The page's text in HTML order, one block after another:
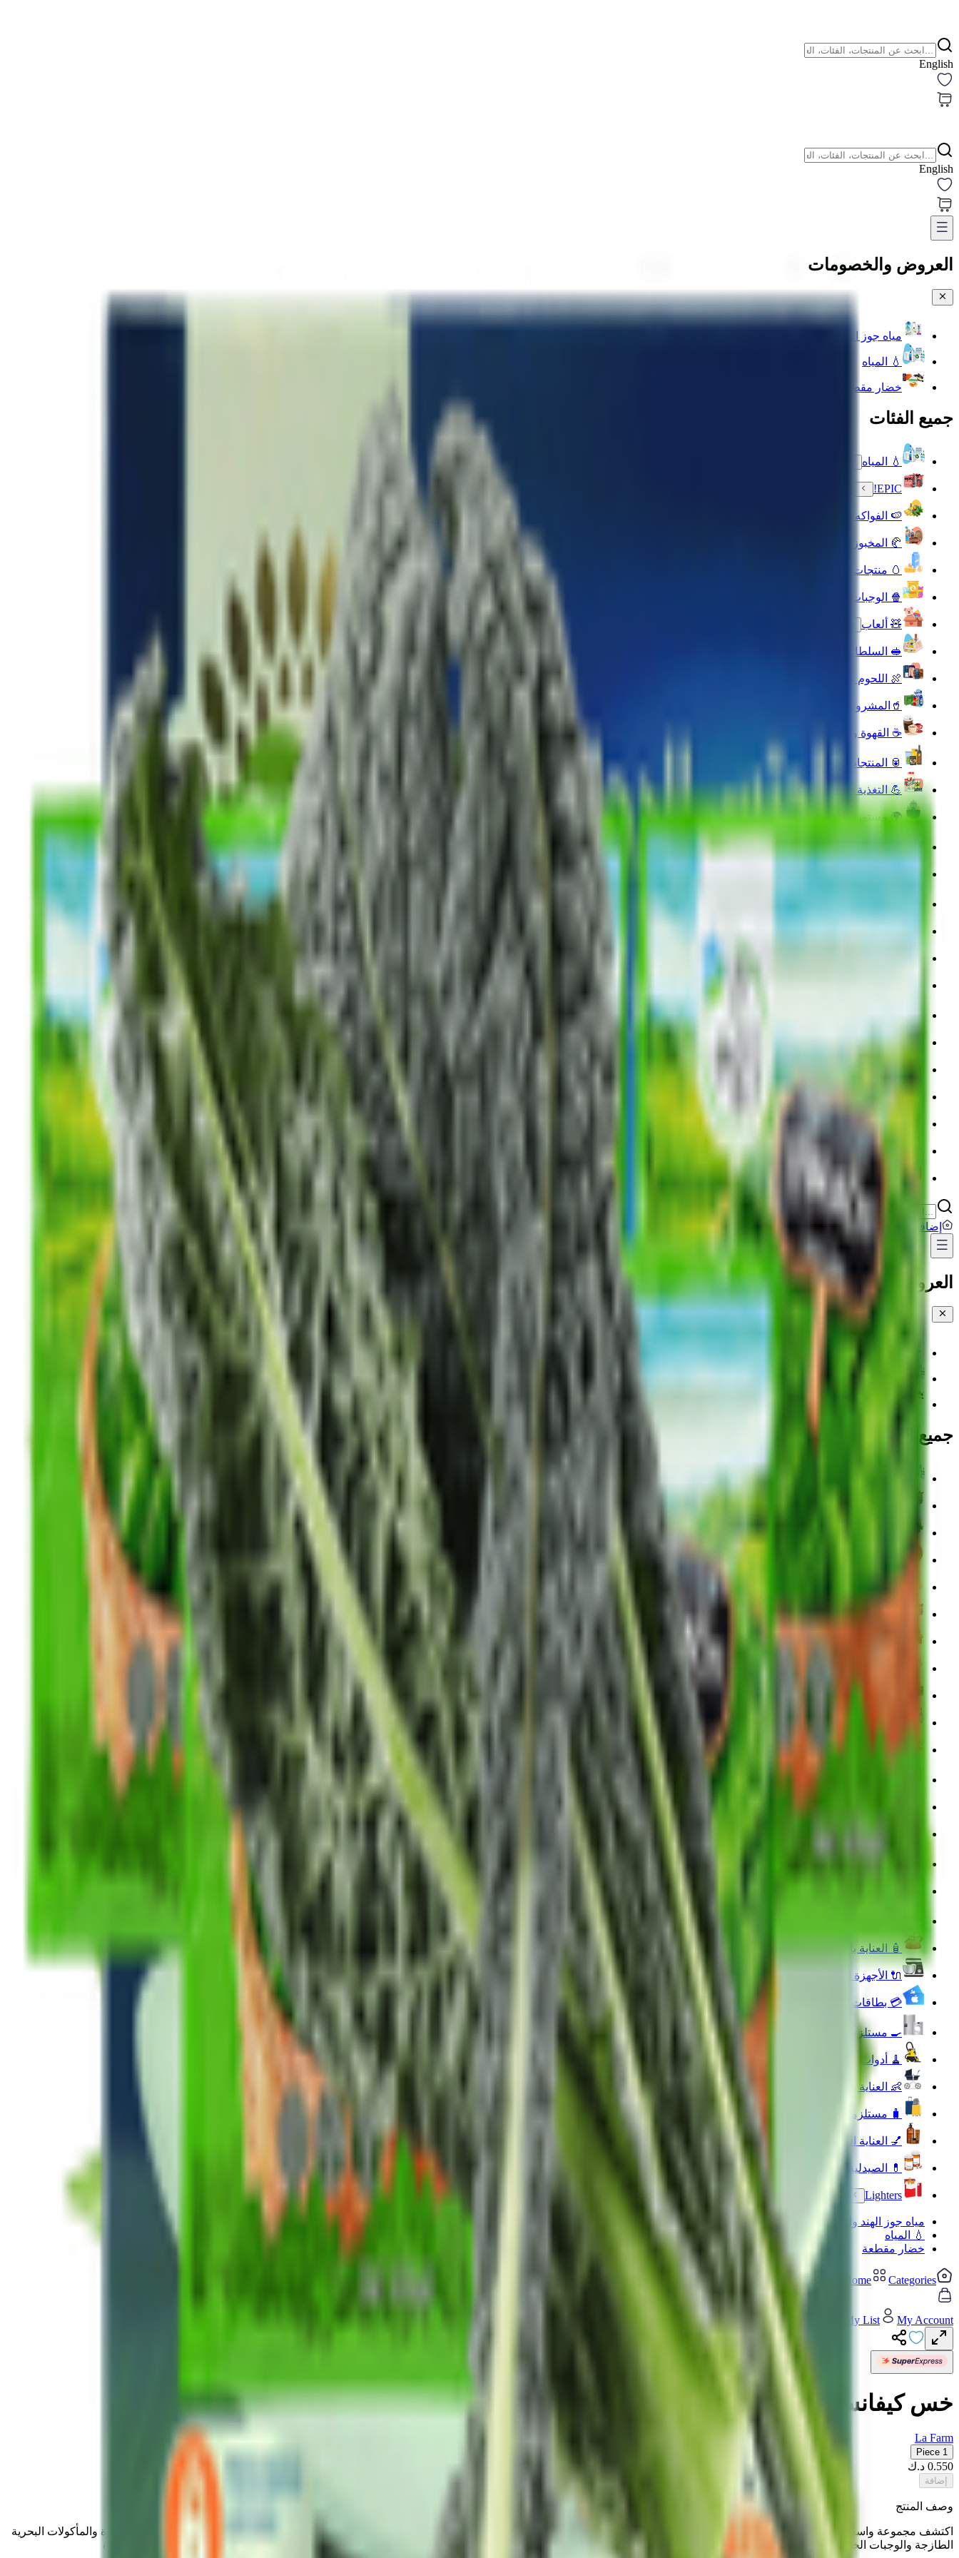
English
English
العروض والخصومات
مياه جوز الهند والشجر
💧 المياه
خضار مقطعة
جميع الفئات
💧 المياه
EPIC!
🍉 الفواكه والخضراوات والورود
🥐 المخبوزات
🥚 منتجات الألبان والبيض
🍿 الوجبات الخفيفة
🧸 ألعاب
🥪 السلطات والوجبات الجاهزة
🍖 اللحوم والدواجن والأسماك
🥤المشروبات
☕ القهوة والشاي والمشروبات الساخنة
🥫 المنتجات الغذائية
💪 التغذية الرياضية
🌍 مستوردة لك
الصحة واللياقة البدنية
🧹 أدوات التنظيف المنزلية
🧳 مستلزمات السفر والأنشطة الخارجية
💅 العناية الشخصية
💊 الصيدلية
إضافة عنوان
العروض والخصومات
خضار مقطعة
جميع الفئات
🍉 الفواكه والخضراوات والورود
🥚 منتجات الألبان والبيض
🍿 الوجبات الخفيفة
🥤المشروبات
☕ القهوة والشاي والمشروبات الساخنة
🌍 مستوردة لك
الصحة واللياقة البدنية
🧴 العناية بالجمال والعطورات
🔌 الأجهزة الالكترونية
💳 بطاقات رقمية
🍳 مستلزمات المنزل والمطبخ
🧹 أدوات التنظيف المنزلية
👶 العناية بالطفل والأم
🧳 مستلزمات السفر والأنشطة الخارجية
💅 العناية الشخصية
💊 الصيدلية
Lighters
مياه جوز الهند والشجر
💧 المياه
خضار مقطعة
Home Categories
My List My Account
خس كيفانس 09 لولو بيوندا أخضر الشكل من لا فارم
La Farm
1 Piece
0.550 د.ك
إضافة
وصف المنتج
اكتشف مجموعة واسعة من المنتجات عالية الجودة، بما في ذلك المشروبات المنعشة والخضراوات المغذية ومنتجات الألبان الفاخرة والصلصات الفاخرة والتوابل الأصلية والمعكرونة الفاخرة والمأكولات البحرية
الطازجة والوجبات الخفيفة الصحية. صُنعت هذه العناصر متعددة الاستخدامات بشكل مثالي لتلبية احتياجاتك في الطهي، وتضفي النكهة والراحة والتميز على كل وجبة ومناسبة - قطعة واحدة